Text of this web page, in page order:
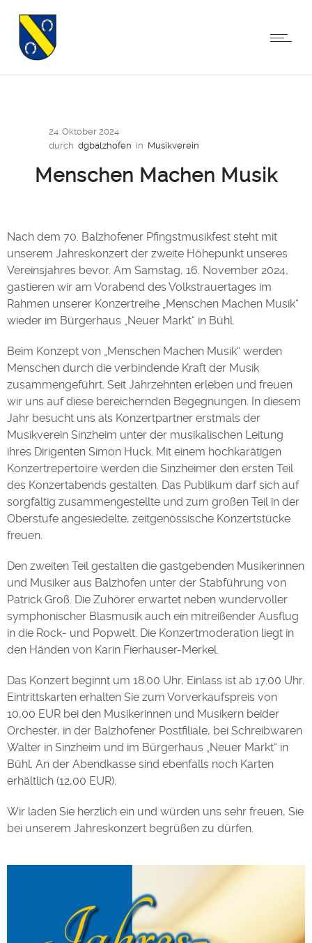
24. Oktober 2024
durch dgbalzhofen in Musikverein
Menschen Machen Musik
Nach dem 70. Balzhofener Pfingstmusikfest steht mit
unserem Jahreskonzert der zweite Höhepunkt unseres
Vereinsjahres bevor. Am Samstag, 16. November 2024,
gastieren wir am Vorabend des Volkstrauertages im
Rahmen unserer Konzertreihe „Menschen Machen Musik“
wieder im Bürgerhaus „Neuer Markt“ in Bühl.
Beim Konzept von „Menschen Machen Musik“ werden
Menschen durch die verbindende Kraft der Musik
zusammengeführt. Seit Jahrzehnten erleben und freuen
wir uns auf diese bereichernden Begegnungen. In diesem
Jahr besucht uns als Konzertpartner erstmals der
Musikverein Sinzheim unter der musikalischen Leitung
ihres Dirigenten Simon Huck. Mit einem hochkarätigen
Konzertrepertoire werden die Sinzheimer den ersten Teil
des Konzertabends gestalten. Das Publikum darf sich auf
sorgfältig zusammengestellte und zum großen Teil in der
Oberstufe angesiedelte, zeitgenössische Konzertstücke
freuen.
Den zweiten Teil gestalten die gastgebenden Musikerinnen
und Musiker aus Balzhofen unter der Stabführung von
Patrick Groß. Die Zuhörer erwartet neben wundervoller
symphonischer Blasmusik auch ein mitreißender Ausflug
in die Rock- und Popwelt. Die Konzertmoderation liegt in
den Händen von Karin Fierhauser-Merkel.
Das Konzert beginnt um 18.00 Uhr, Einlass ist ab 17.00 Uhr.
Eintrittskarten erhalten Sie zum Vorverkaufspreis von
10,00 EUR bei den Musikerinnen und Musikern beider
Orchester, in der Balzhofener Postfiliale, bei Schreibwaren
Walter in Sinzheim und im Bürgerhaus „Neuer Markt“ in
Bühl. An der Abendkasse sind ebenfalls noch Karten
erhältlich (12,00 EUR).
Wir laden Sie herzlich ein und würden uns sehr freuen, Sie
bei unserem Jahreskonzert begrüßen zu dürfen.